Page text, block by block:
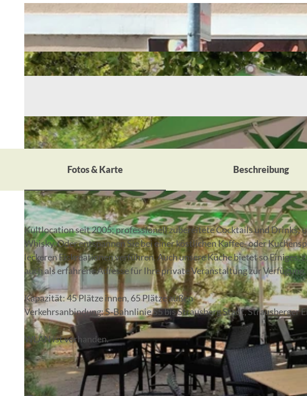
Fotos & Karte Beschreibung
Kultlocation seit 2005; professionell zubereitete Cocktails und Drinks;
Whisky. Oder entspannen Sie bei einer köstlichen Kaffee- oder
leckeren Eiskreationen verführen. Auch unsere Küche bietet so Einiges,
auch als erfahrene Adresse für Ihre private Veranstaltung zur Verfügung.
Kapazität: 45 Plätze innen, 65 Plätze außen
Verkehrsanbindung: S-Bahnlinie S5 bis Strausberg Stadt, Strausberger
WLAN ist vorhanden.